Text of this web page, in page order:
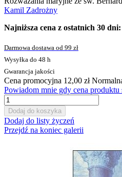
Kamil Zadrożny
Najniższa cena z ostatnich 30 dni:
Darmowa dostawa od 99 zł
Wysyłka do 48 h
Gwarancja jakości
Cena promocyjna 12,00 zł
Powiadom mnie gdy cena produktu
Dodaj do koszyka
Dodaj do listy życzeń
Przejdź na koniec galerii